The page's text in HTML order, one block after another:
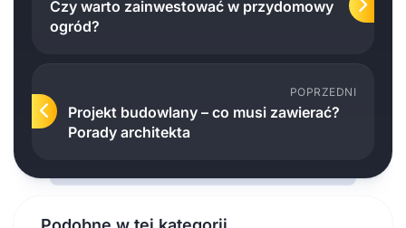
Czy warto zainwestować w przydomowy
ogród?
POPRZEDNI
Projekt budowlany – co musi zawierać?
Porady architekta